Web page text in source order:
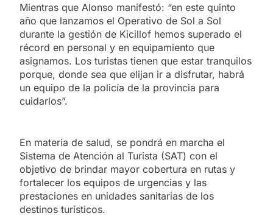
Mientras que Alonso manifestó: “en este quinto
año que lanzamos el Operativo de Sol a Sol
durante la gestión de Kicillof hemos superado el
récord en personal y en equipamiento que
asignamos. Los turistas tienen que estar tranquilos
porque, donde sea que elijan ir a disfrutar, habrá
un equipo de la policía de la provincia para
cuidarlos”.
En materia de salud, se pondrá en marcha el
Sistema de Atención al Turista (SAT) con el
objetivo de brindar mayor cobertura en rutas y
fortalecer los equipos de urgencias y las
prestaciones en unidades sanitarias de los
destinos turísticos.